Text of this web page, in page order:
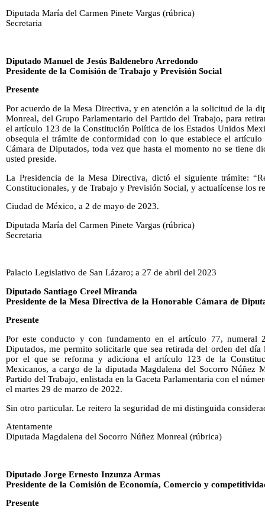
Diputada María del Carmen Pinete Vargas (rúbrica)
Secretaria
Diputado Manuel de Jesús Baldenebro Arredondo
Presidente de la Comisión de Trabajo y Previsión Social
Presente
Por acuerdo de la Mesa Directiva, y en atención a la solicitud de la
Monreal, del Grupo Parlamentario del Partido del Trabajo, para
el artículo 123 de la Constitución Política de los Estados Unidos
obsequia el trámite de conformidad con lo que establece el
Cámara de Diputados, toda vez que hasta el momento no se tiene
usted preside.
La Presidencia de la Mesa Directiva, dictó el siguiente trámite:
Constitucionales, y de Trabajo y Previsión Social, y actualícense los
Ciudad de México, a 2 de mayo de 2023.
Diputada María del Carmen Pinete Vargas (rúbrica)
Secretaria
Palacio Legislativo de San Lázaro; a 27 de abril del 2023
Diputado Santiago Creel Miranda
Presidente de la Mesa Directiva de la Honorable Cámara de
Presente
Por este conducto y con fundamento en el artículo 77, numeral
Diputados, me permito solicitarle que sea retirada del orden del
por el que se reforma y adiciona el artículo 123 de la
Mexicanos, a cargo de la diputada Magdalena del Socorro Núñez
Partido del Trabajo, enlistada en la Gaceta Parlamentaria con el
el martes 29 de marzo de 2022.
Sin otro particular. Le reitero la seguridad de mi distinguida
Atentamente
Diputada Magdalena del Socorro Núñez Monreal (rúbrica)
Diputado Jorge Ernesto Inzunza Armas
Presidente de la Comisión de Economía, Comercio y
Presente